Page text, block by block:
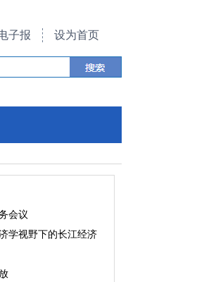
子报 设为首页
会议
学视野下的长江经济